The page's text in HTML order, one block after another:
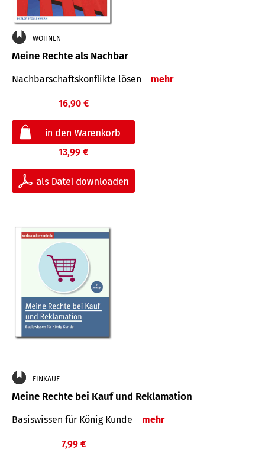
WOHNEN
Meine Rechte als Nachbar
Nach­bar­schafts­konflikte lösen mehr
16,90 €
13,99 €
EINKAUF
Meine Rechte bei Kauf und Reklamation
Basiswissen für König Kunde mehr
7,99 €